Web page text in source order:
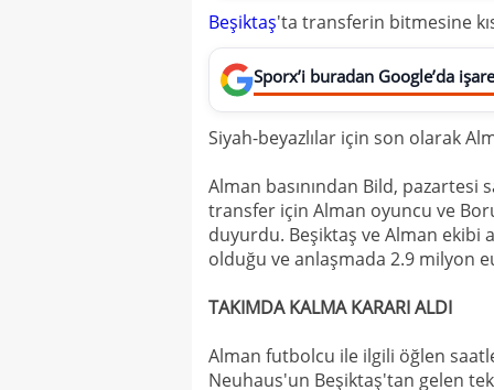
Beşiktaş'ta transferin bitmesine
Sporx’i buradan Google’da
Siyah-beyazlılar için son olarak
Alman basınından Bild, pazartesi
transfer için Alman oyuncu ve
duyurdu. Beşiktaş ve Alman ekibi
olduğu ve anlaşmada 2.9 milyon
TAKIMDA KALMA KARARI ALDI
Alman futbolcu ile ilgili öğlen
Neuhaus'un Beşiktaş'tan gelen